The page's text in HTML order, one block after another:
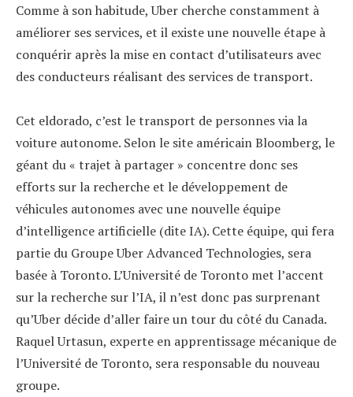
Comme à son habitude, Uber cherche constamment à
améliorer ses services, et il existe une nouvelle étape à
conquérir après la mise en contact d’utilisateurs avec
des conducteurs réalisant des services de transport.
Cet eldorado, c’est le transport de personnes via la
voiture autonome. Selon le site américain Bloomberg, le
géant du « trajet à partager » concentre donc ses
efforts sur la recherche et le développement de
véhicules autonomes avec une nouvelle équipe
d’intelligence artificielle (dite IA). Cette équipe, qui fera
partie du Groupe Uber Advanced Technologies, sera
basée à Toronto. L’Université de Toronto met l’accent
sur la recherche sur l’IA, il n’est donc pas surprenant
qu’Uber décide d’aller faire un tour du côté du Canada.
Raquel Urtasun, experte en apprentissage mécanique de
l’Université de Toronto, sera responsable du nouveau
groupe.